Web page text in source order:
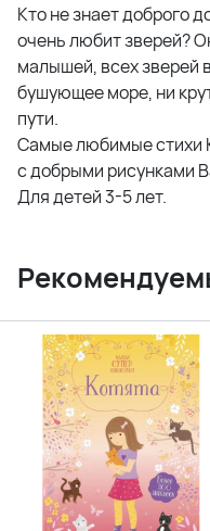
Кто не знает доброго
очень любит зверей?
малышей, всех зверей
бушующее море, ни
пути.
Самые любимые стихи
с добрыми рисунками
Для детей 3-5 лет.